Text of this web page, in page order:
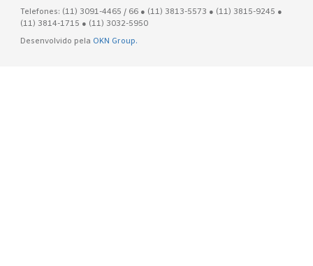
Telefones: (11) 3091-4465 / 66 ● (11) 3813-5573 ● (11) 3815-9245 ●
(11) 3814-1715 ● (11) 3032-5950
Desenvolvido pela OKN Group.